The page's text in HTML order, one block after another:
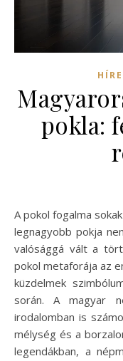
pokla:
A pokol fogalma sokak számára ismerős, ám Magyarország
legnagyobb pokja
valósággá vált a
pokol metaforája az
küzdelmek
során. A magyar
irodalomban is
mélység és a
legendákban, a